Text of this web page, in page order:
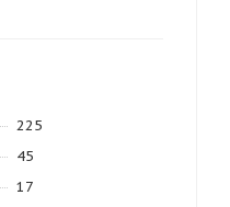
225
45
17